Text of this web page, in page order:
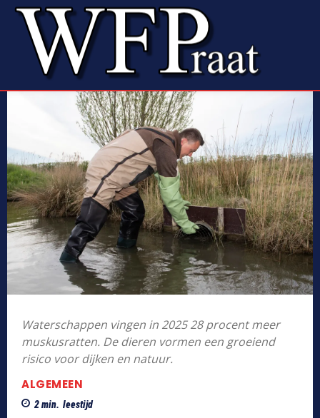
Waterschappen vingen in 2025 28 procent meer
muskusratten. De dieren vormen een groeiend
risico voor dijken en natuur.
ALGEMEEN
2min. leestijd